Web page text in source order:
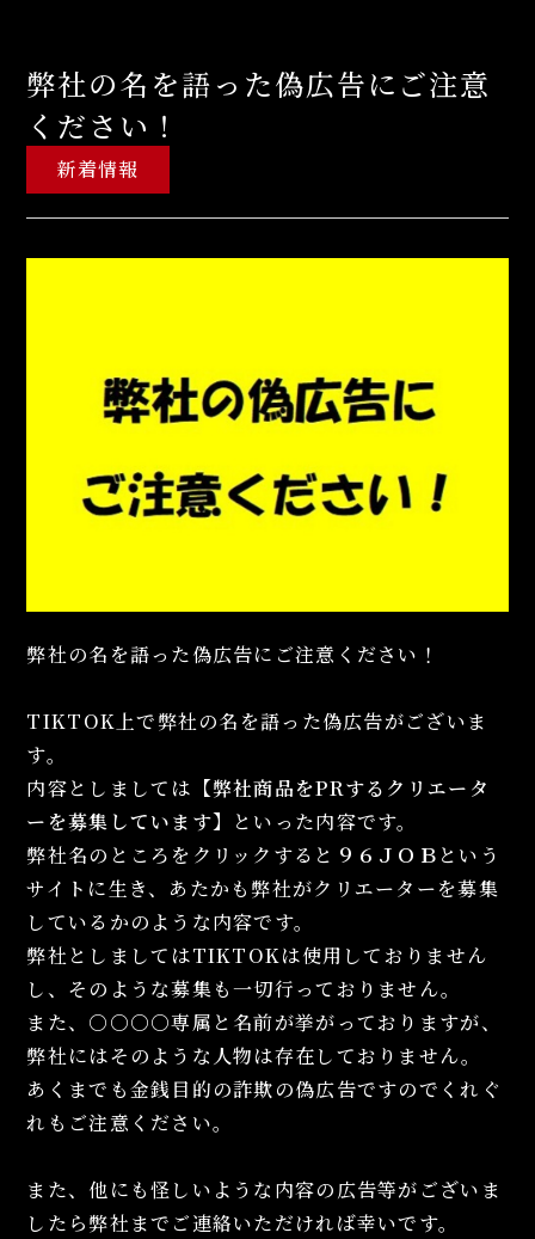
弊社の名を語った偽広告にご注意
ください！
新着情報
弊社の名を語った偽広告にご注意ください！
TIKTOK上で弊社の名を語った偽広告がございま
す。
内容としましては 【弊社商品をPRするクリエータ
ーを募集しています】
といった内容です。
弊社名のところをクリックすると ９６ＪＯＢ という
サイトに生き、あたかも弊社がクリエーターを募集
しているかのような内容です。
弊社としましてはTIKTOKは使用しておりません
し、そのような募集も一切行っておりません。
また、○○○○専属と名前が挙がっておりますが、
弊社にはそのような人物は存在しておりません。
あくまでも金銭目的の詐欺の偽広告ですのでくれぐ
れもご注意ください。
また、他にも怪しいような内容の広告等がございま
したら弊社までご連絡いただければ幸いです。